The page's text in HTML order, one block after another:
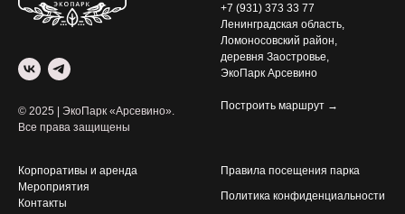
© 2025 | ЭкоПарк «Арсевино».
Все права защищены
+7 (931) 373 33 77
Ленинградская область,
Ломоносовский район,
деревня Заостровье,
ЭкоПарк Арсевино
Построить маршрут →
Корпоративы и аренда
Мероприятия
Контакты
Правила посещения парка
Политика конфиденциальности